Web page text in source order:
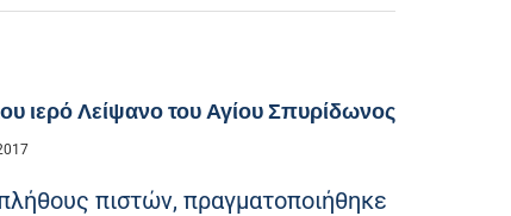
ιερό Λείψανο του Αγίου Σπυρίδωνος
πιστών, πραγματοποιήθηκε